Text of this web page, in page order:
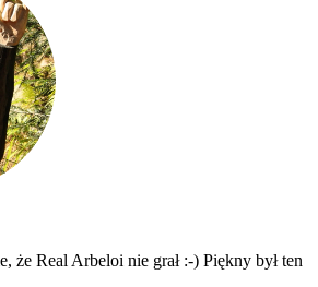
że Real Arbeloi nie grał :-) Piękny był ten